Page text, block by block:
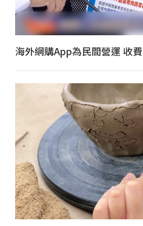
海外網購App為民間營運 收